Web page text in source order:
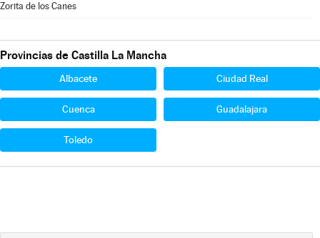
Zorita de los Canes
Provincias de Castilla La Mancha
Albacete Ciudad Real
Cuenca Guadalajara
Toledo